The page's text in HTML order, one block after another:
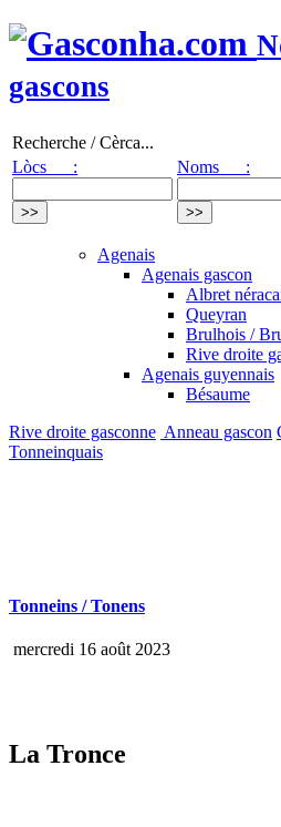
gascons
Recherche / Cèrca...
Lòcs :
Noms :
Agenais
Agenais gascon
Albret
Queyran
Brulhois /
Rive droite
Agenais guyennais
Bésaume
Rive droite gasconne Anneau gascon
Tonneinquais
Tonneins / Tonens
mercredi 16 août 2023
La Tronce